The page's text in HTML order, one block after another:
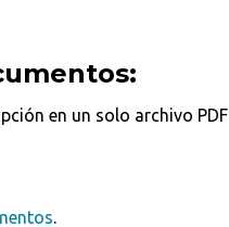
en un solo archivo PDF
.